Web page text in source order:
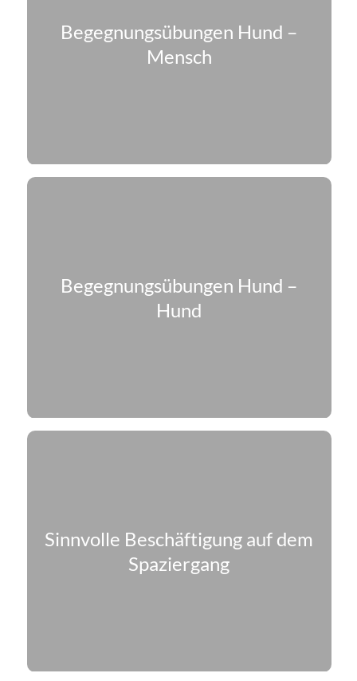
Begegnungs­übungen Hund –
Mensch
Begegnungs­übungen Hund –
Hund
Sinnvolle Beschäftigung auf dem
Spaziergang